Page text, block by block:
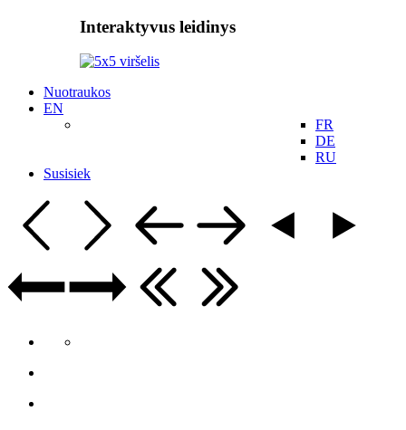
Interaktyvus leidinys
Nuotraukos
EN
FR
DE
RU
Susisiek